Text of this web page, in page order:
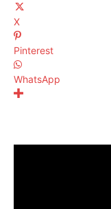
X
Pinterest
WhatsApp